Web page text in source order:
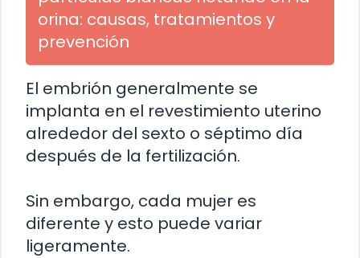
orina: causas, tratamientos y
prevención
El embrión generalmente se
implanta en el revestimiento uterino
alrededor del sexto o séptimo día
después de la fertilización.
Sin embargo, cada mujer es
diferente y esto puede variar
ligeramente.